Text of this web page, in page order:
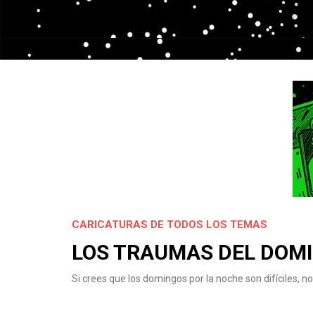
CARICATURAS DE TODOS LOS TEMAS
LOS TRAUMAS DEL
Si crees que los domingos por la noche son difíciles,